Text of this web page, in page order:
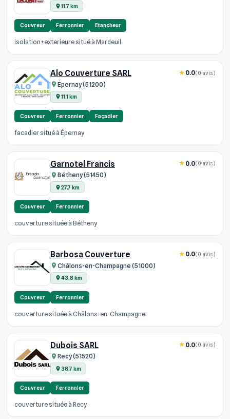
11.7 km
Couvreur Ferronnier Etancheur
isolation+exterieure situé à Mardeuil
Alo Couverture SARL
Épernay (51200)
11.1 km
0.0(0 avis)
Couvreur Ferronnier Façadier
facadier situé à Épernay
Garnotel Francis
Bétheny (51450)
27.7 km
0.0(0 avis)
Couvreur Ferronnier
couverture située à Bétheny
Barbosa Couverture
Châlons-en-Champagne (51000)
43.8 km
0.0(0 avis)
Couvreur Ferronnier
couverture située à Châlons-en-Champagne
Dubois SARL
Recy (51520)
38.7 km
0.0(0 avis)
Couvreur Ferronnier
couverture située à Recy